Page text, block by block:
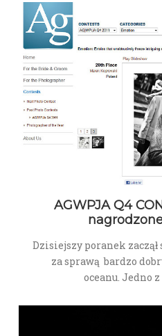
AGWPJA Q4
Dzisiejszy poranek
za sprawą bardzo
oceanu. Jedno